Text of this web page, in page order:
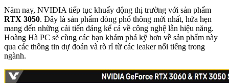
Năm nay, NVIDIA tiếp tục khuấy động thị trường với sản phẩm
RTX 3050. Đây là sản phẩm dòng phổ thông mới nhất, hứa hẹn
mang đến những cải tiến đáng kể cả về công nghệ lẫn hiệu năng.
Hoàng Hà PC sẽ cùng các bạn khám phá kỹ hơn về sản phẩm này
qua các thông tin dự đoán và rò rỉ từ các leaker nổi tiếng trong
ngành.